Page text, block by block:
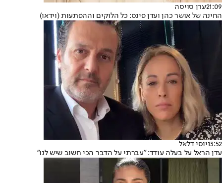
21:09ערן סויסה
החינה של אושר כהן ועדן פינס: כל הלוקים וההפתעות (וידאו)
13:52יוסי דלאל
עדן הראל על בעלה עודד: "עברתי על הדבר הכי חשוב שיש לנו"